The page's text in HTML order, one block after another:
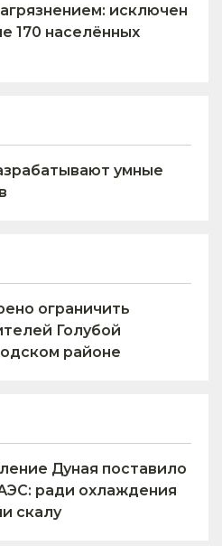
исключен
170 населённых
умные
ограничить
Голубой
районе
Дуная поставило
ради охлаждения
скалу